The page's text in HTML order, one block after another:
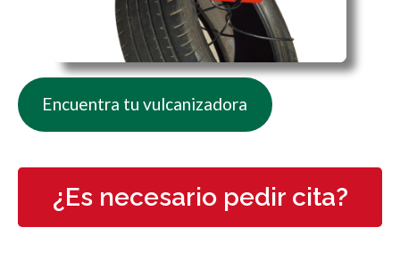
Encuentra tu vulcanizadora
¿Es necesario pedir cita?